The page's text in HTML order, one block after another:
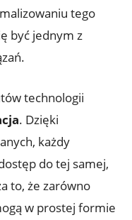
tego
być jednym z
technologii
.⁤ Dzięki
każdy
do tej samej,
to, ‍że zarówno
w ⁣prostej formie